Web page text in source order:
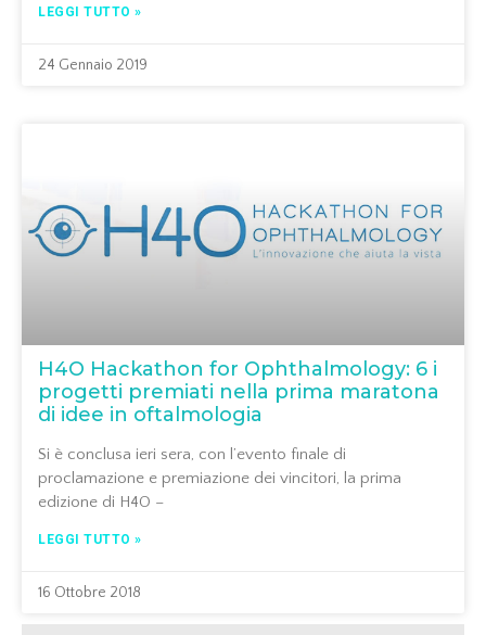
LEGGI TUTTO »
24 Gennaio 2019
H4O Hackathon for Ophthalmology: 6 i
progetti premiati nella prima maratona
di idee in oftalmologia
Si è conclusa ieri sera, con l’evento finale di
proclamazione e premiazione dei vincitori, la prima
edizione di H4O –
LEGGI TUTTO »
16 Ottobre 2018